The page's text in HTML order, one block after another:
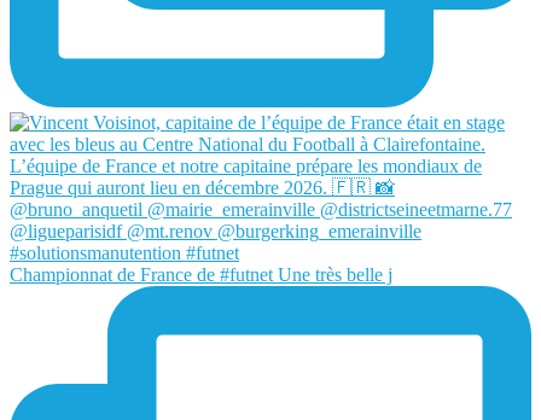
Championnat de France de #futnet Une très belle j